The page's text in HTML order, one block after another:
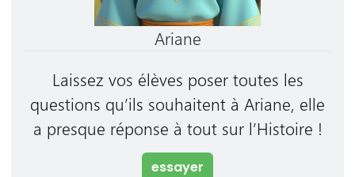
Ariane
Laissez vos élèves poser toutes les
questions qu’ils souhaitent à Ariane, elle
a presque réponse à tout sur l’Histoire !
essayer